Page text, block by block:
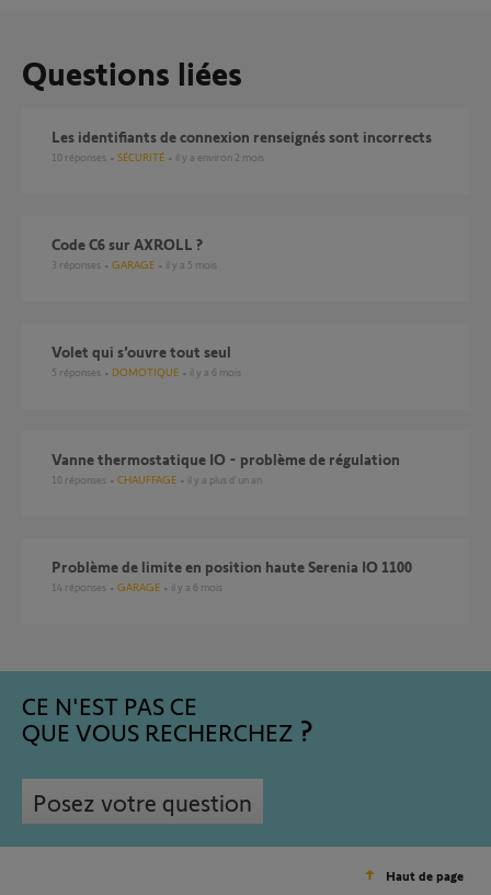
Questions liées
Les identifiants de connexion renseignés sont incorrects
10 réponses SÉCURITÉ il y a environ 2 mois
Code C6 sur AXROLL ?
3 réponses GARAGE il y a 5 mois
Volet qui s’ouvre tout seul
5 réponses DOMOTIQUE il y a 6 mois
Vanne thermostatique IO - problème de régulation
10 réponses CHAUFFAGE il y a plus d'un an
Problème de limite en position haute Serenia IO 1100
14 réponses GARAGE il y a 6 mois
CE N'EST PAS CE
QUE VOUS RECHERCHEZ
Posez votre question
Haut de page